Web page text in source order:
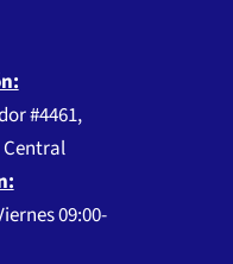
#4461,
09:00-